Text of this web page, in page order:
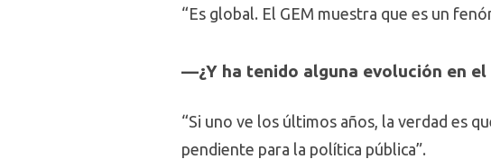
“Es global. El GEM muestra que es un
—¿Y ha tenido alguna evolución en el
“Si uno ve los últimos años, la verdad es
pendiente para la política pública”.